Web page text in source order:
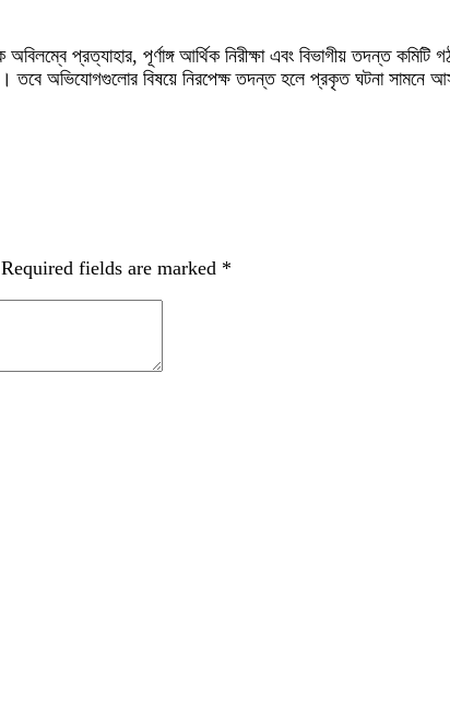
অবিলম্বে প্রত্যাহার, পূর্ণাঙ্গ আর্থিক নিরীক্ষা এবং বিভাগীয় তদন্ত কমিটি
তবে অভিযোগগুলোর বিষয়ে নিরপেক্ষ তদন্ত হলে প্রকৃত ঘটনা সামনে
Required fields are marked *